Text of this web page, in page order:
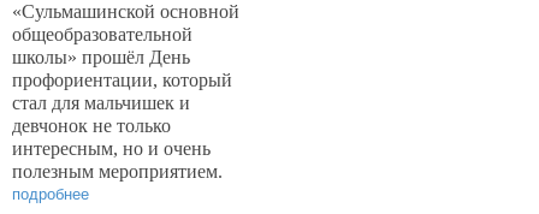
«Сульмашинской основной
общеобразовательной
школы» прошёл День
профориентации, который
стал для мальчишек и
девчонок не только
интересным, но и очень
полезным мероприятием.
подробнее